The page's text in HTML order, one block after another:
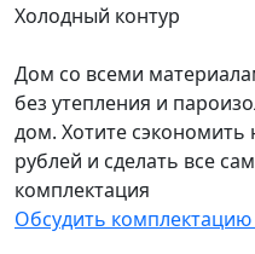
Холодный контур
Дом со всеми
без утепления и
дом. Хотите
рублей и сделать все
комплектация
Обсудить